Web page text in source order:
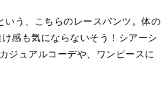
う、こちらのレースパンツ。体の
感も気にならないそう！シアーシ
ジュアルコーデや、ワンピースに